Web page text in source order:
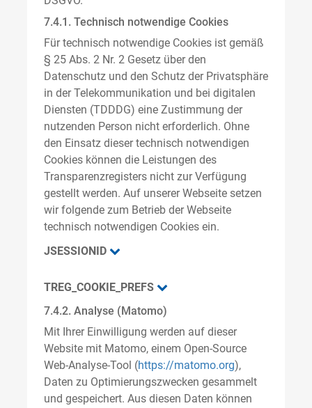
7.4.1. Technisch notwendige Cookies
Für technisch notwendige Cookies ist gemäß
§ 25 Abs. 2 Nr. 2 Gesetz über den
Datenschutz und den Schutz der Privatsphäre
in der Telekommunikation und bei digitalen
Diensten (TDDDG) eine Zustimmung der
nutzenden Person nicht erforderlich. Ohne
den Einsatz dieser technisch notwendigen
Cookies können die Leistungen des
Transparenzregisters nicht zur Verfügung
gestellt werden. Auf unserer Webseite setzen
wir folgende zum Betrieb der Webseite
technisch notwendigen Cookies ein.
JSESSIONID
TREG_COOKIE_PREFS
7.4.2. Analyse (Matomo)
Mit Ihrer Einwilligung werden auf dieser
Website mit Matomo, einem Open-Source
Web-Analyse-Tool (https://matomo.org),
Daten zu Optimierungszwecken gesammelt
und gespeichert. Aus diesen Daten können